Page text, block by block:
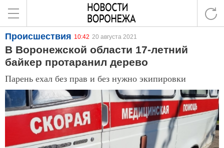
Происшествия 10:42 20 августа 2021
В Воронежской области 17-летний
байкер протаранил дерево
Парень ехал без прав и без нужно экипировки